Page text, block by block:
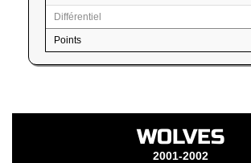
Différentiel
Points
WOLVES
2001-2002